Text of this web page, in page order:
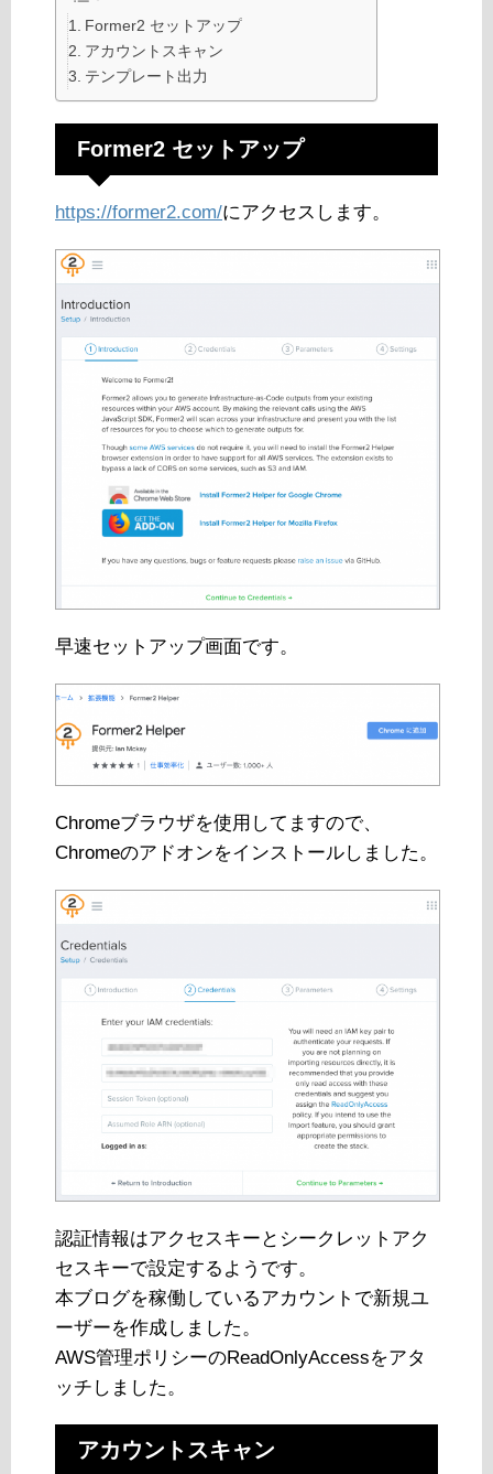
Former2 セットアップ
アカウントスキャン
テンプレート出力
Former2 セットアップ
https://former2.com/にアクセスします。
早速セットアップ画面です。
Chromeブラウザを使用してますので、
Chromeのアドオンをインストールしました。
認証情報はアクセスキーとシークレットアク
セスキーで設定するようです。
本ブログを稼働しているアカウントで新規ユ
ーザーを作成しました。
AWS管理ポリシーのReadOnlyAccessをアタ
ッチしました。
アカウントスキャン